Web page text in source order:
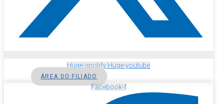
Huge-spotify Huge-youtube
ÁREA DO FILIADO
Facebook-f